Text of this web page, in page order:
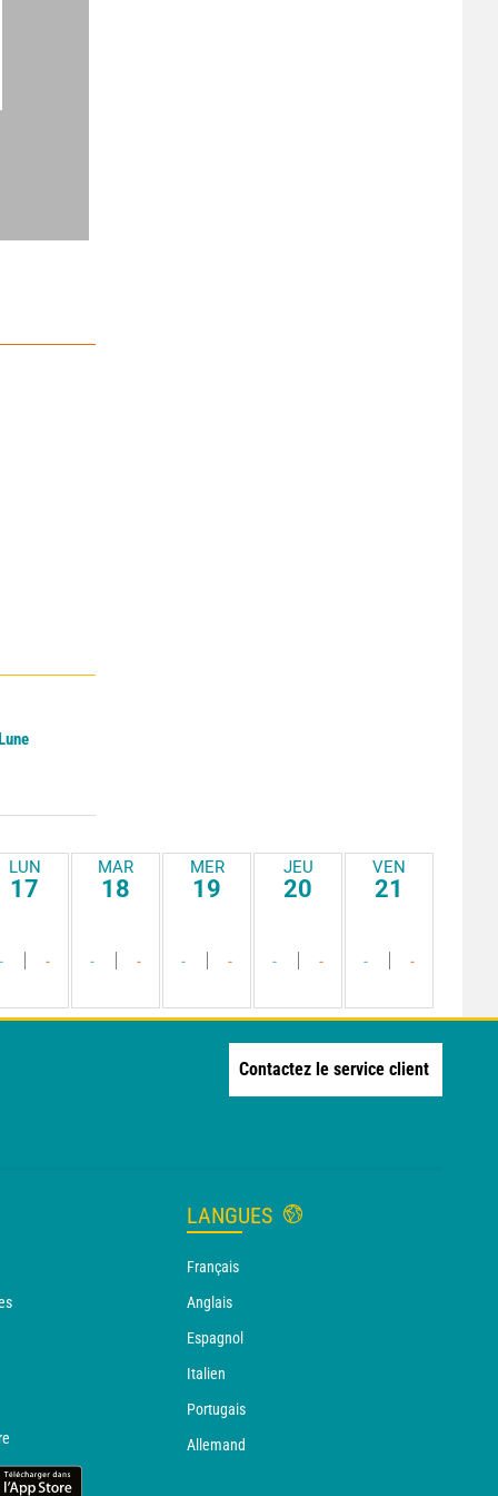
LUN
17
-
MAR
18
- -
MER
19
- -
JEU
20
- -
VEN
21
- -
Contactez le service client
LANGUES
Français
Anglais
Espagnol
Italien
Portugais
Allemand